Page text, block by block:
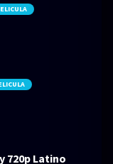
720p Latino